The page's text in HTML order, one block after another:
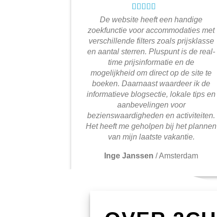
De website heeft een handige
zoekfunctie voor accommodaties met
verschillende filters zoals prijsklasse
en aantal sterren. Pluspunt is de real-
time prijsinformatie en de
mogelijkheid om direct op de site te
boeken. Daarnaast waardeer ik de
informatieve blogsectie, lokale tips en
aanbevelingen voor
bezienswaardigheden en activiteiten.
Het heeft me geholpen bij het plannen
van mijn laatste vakantie.
Inge Janssen /Amsterdam